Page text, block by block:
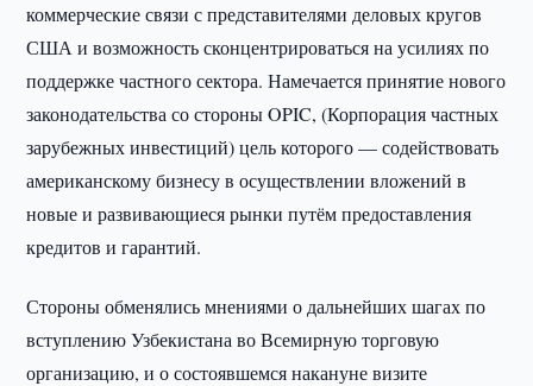
коммерческие связи с представителями деловых кругов
США и возможность сконцентрироваться на усилиях по
поддержке частного сектора. Намечается принятие нового
законодательства со стороны OPIC, (Корпорация частных
зарубежных инвестиций) цель которого — содействовать
американскому бизнесу в осуществлении вложений в
новые и развивающиеся рынки путём предоставления
кредитов и гарантий.
Стороны обменялись мнениями о дальнейших шагах по
вступлению Узбекистана во Всемирную торговую
организацию, и о состоявшемся накануне визите